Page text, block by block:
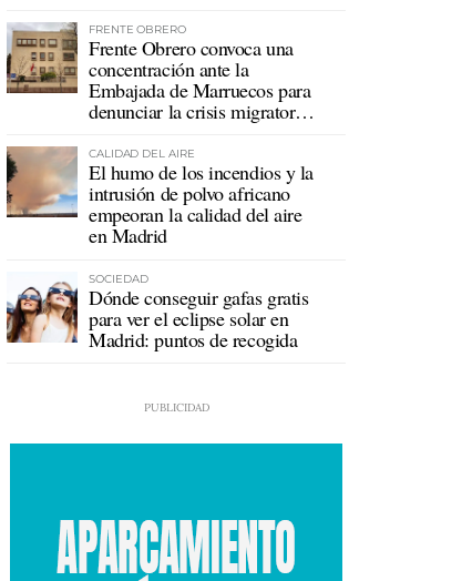
FRENTE OBRERO
Frente Obrero convoca una
concentración ante la
Embajada de Marruecos para
denunciar la crisis migratoria
CALIDAD DEL AIRE
El humo de los incendios y la
intrusión de polvo africano
empeoran la calidad del aire
en Madrid
SOCIEDAD
Dónde conseguir gafas gratis
para ver el eclipse solar en
Madrid: puntos de recogida